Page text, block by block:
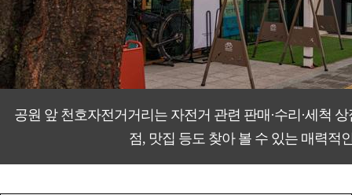
공원 앞 천호자전거거리는 자전거 관련 판매·수리·세척
점, 맛집 등도 찾아 볼 수 있는 매력적